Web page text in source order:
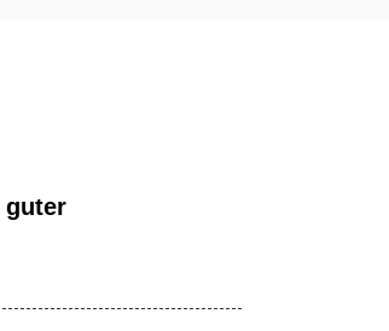
guter